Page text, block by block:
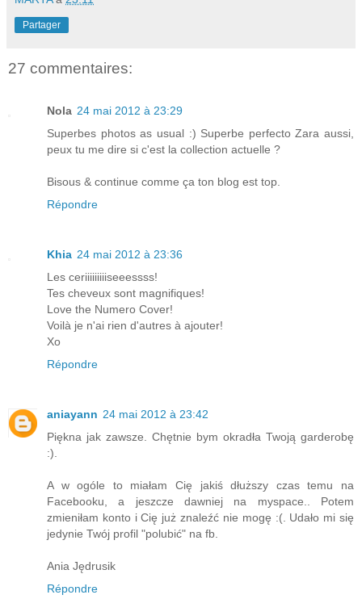
Partager
27 commentaires:
Nola 24 mai 2012 à 23:29
Superbes photos as usual :) Superbe perfecto Zara aussi,
peux tu me dire si c'est la collection actuelle ?
Bisous & continue comme ça ton blog est top.
Répondre
Khia 24 mai 2012 à 23:36
Les ceriiiiiiiiiseeessss!
Tes cheveux sont magnifiques!
Love the Numero Cover!
Voilà je n'ai rien d'autres à ajouter!
Xo
Répondre
aniayann 24 mai 2012 à 23:42
Piękna jak zawsze. Chętnie bym okradła Twoją garderobę
:).
A w ogóle to miałam Cię jakiś dłuższy czas temu na
Facebooku, a jeszcze dawniej na myspace.. Potem
zmieniłam konto i Cię już znaleźć nie mogę :(. Udało mi się
jedynie Twój profil "polubić" na fb.
Ania Jędrusik
Répondre